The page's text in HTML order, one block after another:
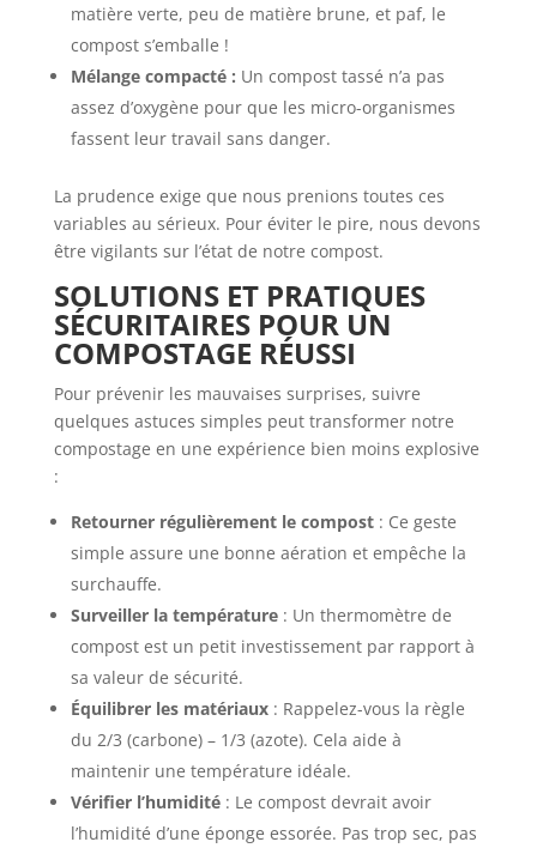
matière verte, peu de matière brune, et paf, le
compost s’emballe !
Mélange compacté : Un compost tassé n’a pas
assez d’oxygène pour que les micro-organismes
fassent leur travail sans danger.
La prudence exige que nous prenions toutes ces
variables au sérieux. Pour éviter le pire, nous devons
être vigilants sur l’état de notre compost.
SOLUTIONS ET PRATIQUES
SÉCURITAIRES POUR UN
COMPOSTAGE RÉUSSI
Pour prévenir les mauvaises surprises, suivre
quelques astuces simples peut transformer notre
compostage en une expérience bien moins explosive
:
Retourner régulièrement le compost: Ce geste
simple assure une bonne aération et empêche la
surchauffe.
Surveiller la température: Un thermomètre de
compost est un petit investissement par rapport à
sa valeur de sécurité.
Équilibrer les matériaux: Rappelez-vous la règle
du 2/3 (carbone) – 1/3 (azote). Cela aide à
maintenir une température idéale.
Vérifier l’humidité: Le compost devrait avoir
l’humidité d’une éponge essorée. Pas trop sec, pas